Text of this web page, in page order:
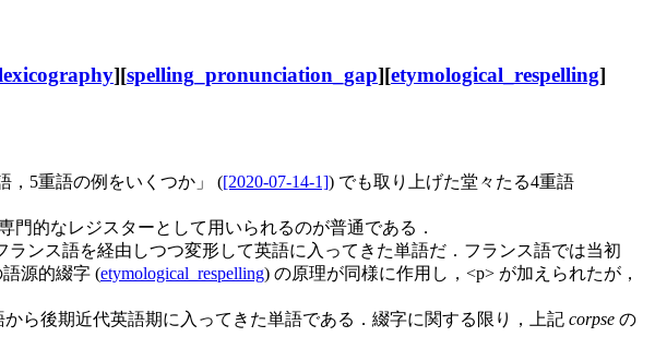
][spelling_pronunciation_gap][etymological_respelling]
，5重語の例をいくつか」 ([2020-07-14-1]) でも取り上げた堂々たる4重語
門的なレジスターとして用いられるのが普通である．
ランス語を経由しつつ変形して英語に入ってきた単語だ．フランス語では当初
源的綴字 (etymological_respelling) の原理が同様に作用し，<p> が加えられたが，
ら後期近代英語期に入ってきた単語である．綴字に関する限り，上記 corpse の